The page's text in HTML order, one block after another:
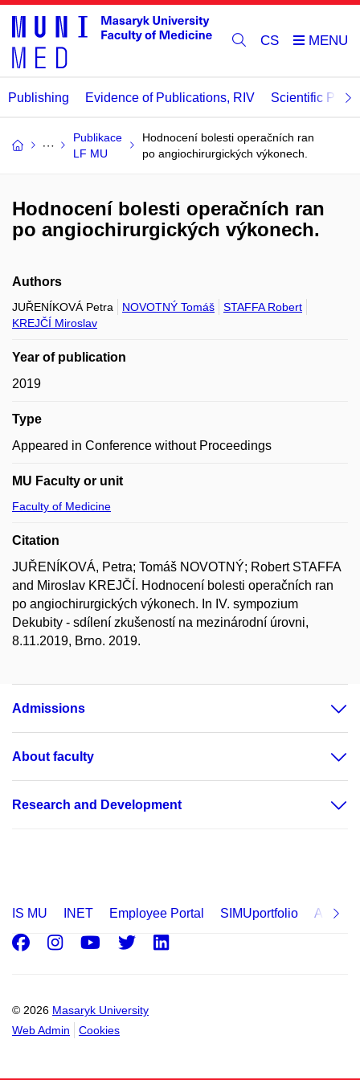
CS
Publishing Evidence of Publications, RIV Scientific
Publikace
LF MU
Hodnocení bolesti operačních ran
po angiochirurgických výkonech.
Hodnocení bolesti operačních ran
po angiochirurgických výkonech.
Authors
JUŘENÍKOVÁ Petra NOVOTNÝ Tomáš
STAFFA Robert
KREJČÍ Miroslav
Year of publication
2019
Type
Appeared in Conference without Proceedings
MU Faculty or unit
Faculty of Medicine
Citation
JUŘENÍKOVÁ, Petra; Tomáš NOVOTNÝ; Robert STAFFA
and Miroslav KREJČÍ. Hodnocení bolesti operačních ran
po angiochirurgických výkonech. In IV. sympozium
Dekubity - sdílení zkušeností na mezinárodní úrovni,
8.11.2019, Brno. 2019.
Admissions
About faculty
Research and Development
IS MU INET Employee Portal SIMUportfolio
© 2026 Masaryk University
Web Admin
Cookies
Facebook
Instagram
Youtube
Twitter